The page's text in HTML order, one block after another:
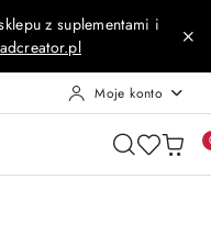
z suplementami i
Moje konto